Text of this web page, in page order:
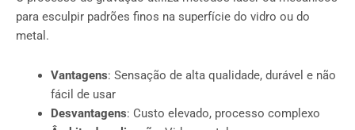
para esculpir padrões finos na superfície do vidro ou do
metal.
Vantagens: Sensação de alta qualidade, durável e não
fácil de usar
Desvantagens: Custo elevado, processo complexo